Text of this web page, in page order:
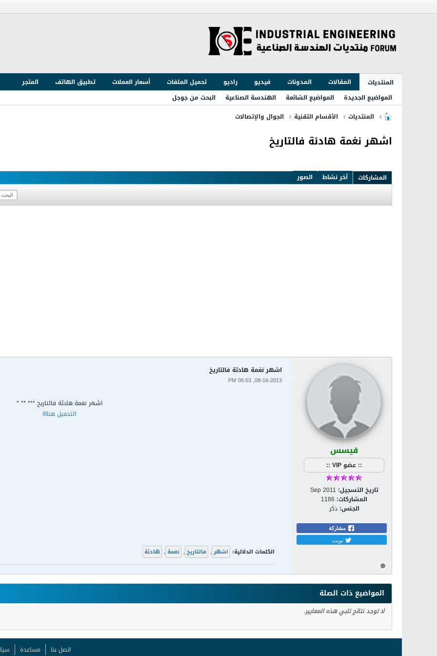
المنتديات المقالات المدونات فيديو راديو تحميل الملفات أسعار العملات تطبيق الهاتف
المتجر
المواضيع الجديدة
المواضيع الشائعة الهندسة الصناعية
البحث من جوجل
المنتديات
الأقسام التقنية الجوال والإتصالات
اشهر نغمة هادئة فالتاريخ
المشاركات آخر نشاط الصور
قيسس
:: عضو VIP ::
تاريخ التسجيل: Sep 2011
المشاركات: 1186
الجنس: ذكر
مشاركة
تويت
اشهر نغمة هادئة فالتاريخ
08-16-2013, 06:53 PM
اشهر نغمة هادئة فالتاريخ *** ** *
التحميل هناااا
الكلمات الدلالية: اشهر , فالتاريخ , نعمة , هادئة
المواضيع ذات الصلة
لا توجد نتائج تلبي هذه المعايير.
اتصل بنا مساعدة